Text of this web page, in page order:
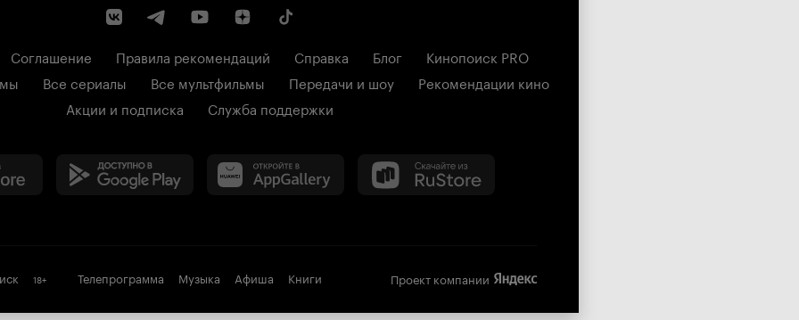
Соглашение Правила рекомендаций Справка Блог
Кинопоиск PRO
Все сериалы Все мультфильмы Передачи и шоу
Рекомендации кино
Акции и подписка
Служба поддержки
18+ Телепрограмма Музыка Афиша Книги Проект компании